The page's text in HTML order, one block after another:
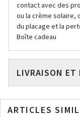
contact avec des
ou la crème solaire,
du placage et la
Boîte cadeau
LIVRAISON ET
ARTICLES